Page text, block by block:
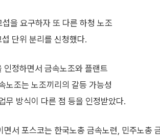
을 요구하자 또 다른 하청 노조
단위 분리를 신청했다.
정하면서 금속노조와 플랜트
노조는 노조끼리의 갈등 가능성
무 방식이 다른 점 등을 인정받았다.
서 포스코는 한국노총 금속노련, 민주노총